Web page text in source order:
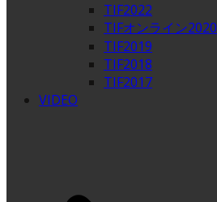
TIF2022
TIFオンライン2020
TIF2019
TIF2018
TIF2017
VIDEO